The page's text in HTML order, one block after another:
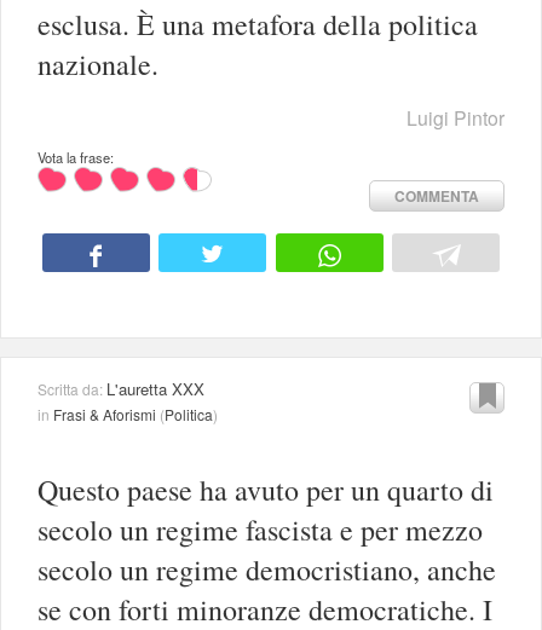
esclusa. È una metafora della politica
nazionale.
Luigi Pintor
Vota la frase:
COMMENTA
Scritta da: L'auretta XXX
in Frasi & Aforismi (Politica)
Questo paese ha avuto per un quarto di
secolo un regime fascista e per mezzo
secolo un regime democristiano, anche
se con forti minoranze democratiche. I